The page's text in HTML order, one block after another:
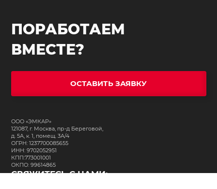
ПОРАБОТАЕМ
ВМЕСТЕ?
ОСТАВИТЬ ЗАЯВКУ
ООО «ЭМКАР»
121087, г. Москва, пр-д Береговой,
д. 5А, к. 1, помещ. 3А/4
ОГРН: 1237700085655
ИНН: 9702052951
КПП:773001001
ОКПО: 99614865
СВЯЖИТЕСЬ С НАМИ: